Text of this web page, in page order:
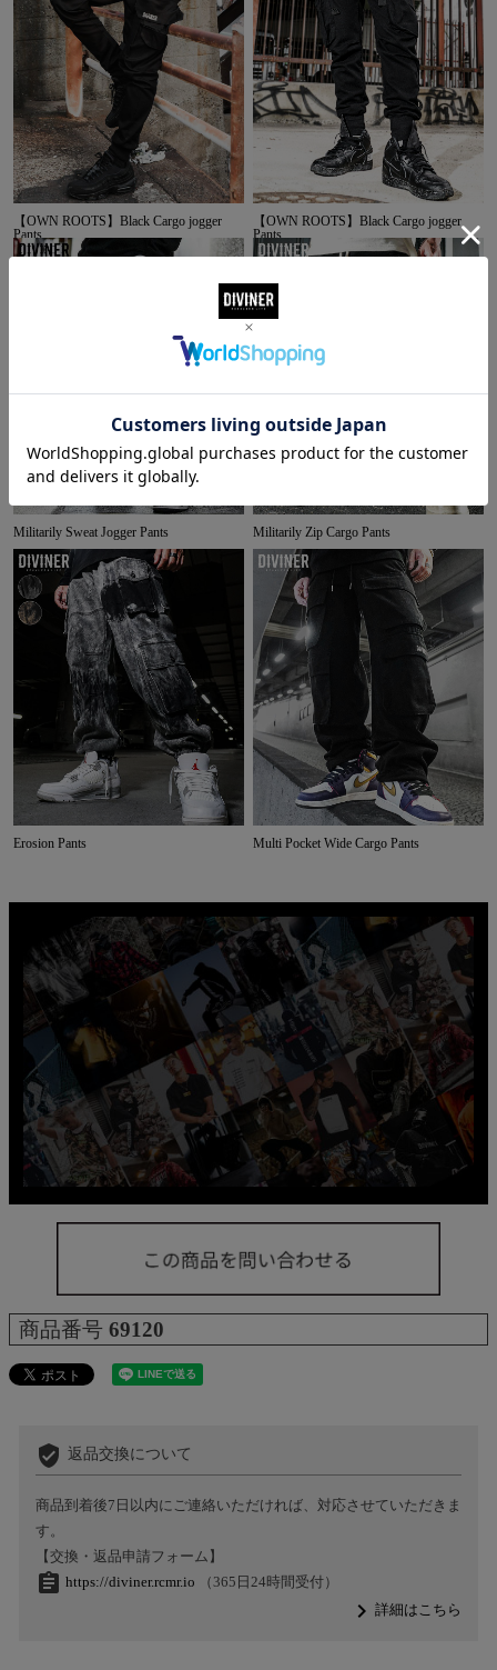
【OWN ROOTS】Black Cargo jogger
Pants
【OWN ROOTS】Black Cargo jogger
Pants
Militarily Sweat Jogger Pants Militarily Zip Cargo Pants
Erosion Pants Multi Pocket Wide Cargo Pants
商品番号 69120
verified_user 返品交換について
商品到着後7日以内にご連絡いただければ、対応させていただきま
す。
【交換・返品申請フォーム】
assignment https://diviner.rcmr.io （365日24時間受付）
navigate_next詳細はこちら